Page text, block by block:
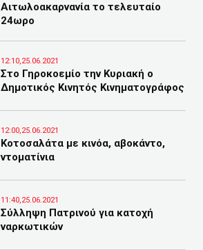
Αιτωλοακαρνανία το τελευταίο
24ωρο
12:10,25.06.2021
Στο Γηροκοεμίο την Κυριακή ο
Δημοτικός Κινητός Κινηματογράφος
12:00,25.06.2021
Κοτοσαλάτα με κινόα, αβοκάντο,
ντοματίνια
11:40,25.06.2021
Σύλληψη Πατρινού για κατοχή
ναρκωτικών